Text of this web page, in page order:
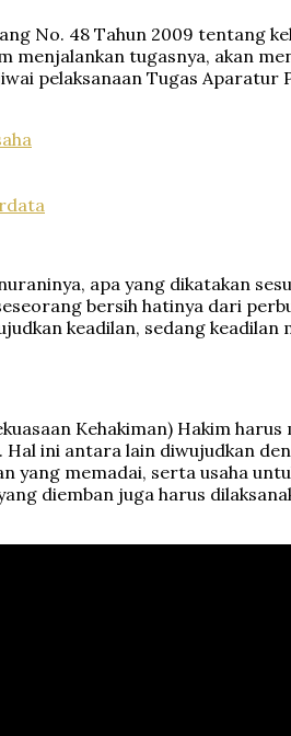
No. 48 Tahun 2009 tentang
tugasnya, akan
pelaksanaan Tugas Aparatur
apa yang dikatakan
bersih hatinya dari
keadilan, sedang
Kehakiman) Hakim
ini antara lain diwujudkan
memadai, serta usaha
diemban juga harus